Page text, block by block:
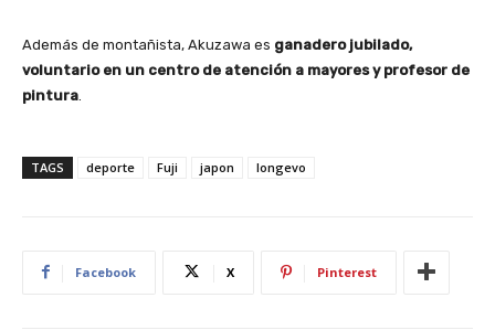
Además de montañista, Akuzawa es ganadero jubilado,
voluntario en un centro de atención a mayores y profesor de
pintura
TAGS deporte Fuji japon longevo
Facebook X Pinterest